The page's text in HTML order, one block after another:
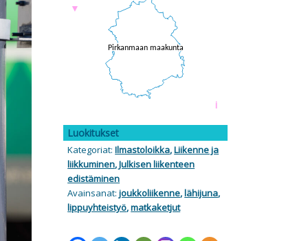
▼
i
Luokitukset
Kategoriat:Ilmastoloikka,Liikenne ja
liikkuminen,Julkisen liikenteen
edistäminen
Avainsanat:joukkoliikenne,lähijuna,
lippuyhteistyö,matkaketjut